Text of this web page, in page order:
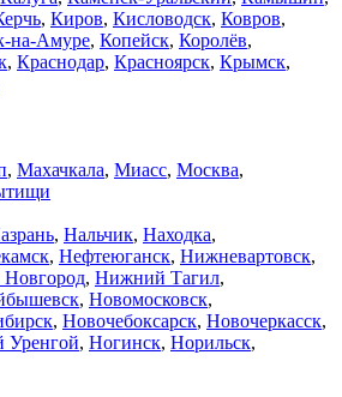
, Киров, Кисловодск, Ковров,
на-Амуре, Копейск, Королёв,
, Краснодар, Красноярск, Крымск,
, Махачкала, Миасс, Москва,
, Нальчик, Находка,
, Нефтеюганск, Нижневартовск,
, Нижний Тагил,
, Новомосковск,
, Новочебоксарск, Новочеркасск,
Уренгой, Ногинск, Норильск,